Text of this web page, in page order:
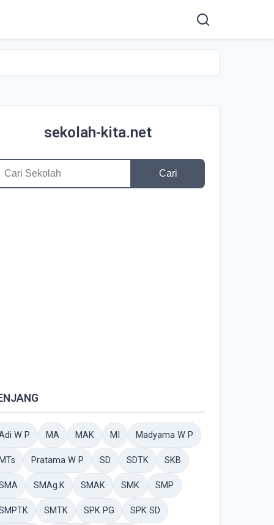
sekolah-kita.net
Cari
W P MA MAK MI Madyama W P
Pratama W P SD SDTK SKB
SMAg.K SMAK SMK SMP
SMTK SPK PG SPK SD